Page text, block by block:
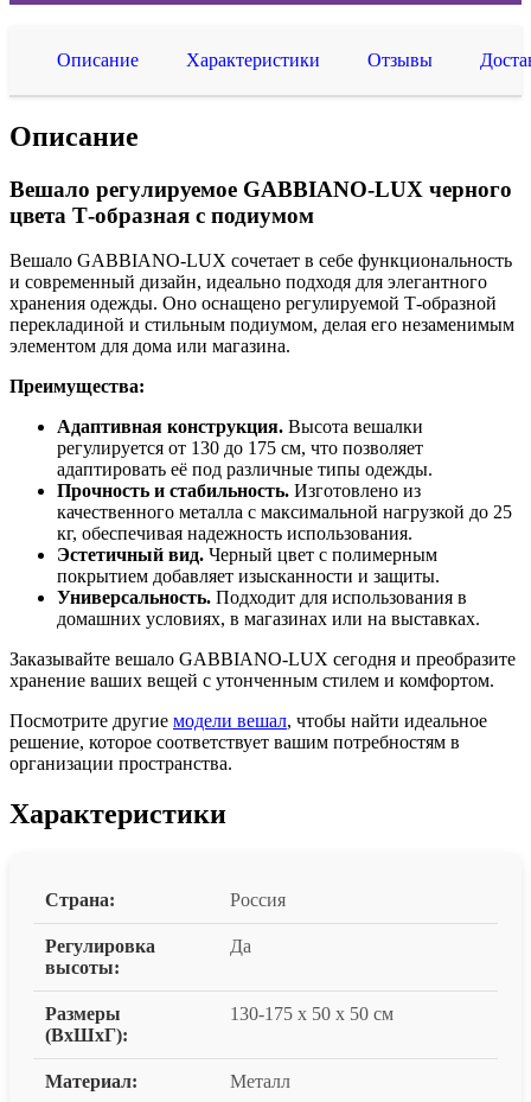
Описание Характеристики Отзывы
Описание
Вешало регулируемое GABBIANO-LUX черного
цвета Т-образная с подиумом
Вешало GABBIANO-LUX сочетает в себе функциональность
и современный дизайн, идеально подходя для элегантного
хранения одежды. Оно оснащено регулируемой Т-образной
перекладиной и стильным подиумом, делая его незаменимым
элементом для дома или магазина.
Преимущества:
Адаптивная конструкция. Высота вешалки
регулируется от 130 до 175 см, что позволяет
адаптировать её под различные типы одежды.
Прочность и стабильность. Изготовлено из
качественного металла с максимальной нагрузкой до 25
кг, обеспечивая надежность использования.
Эстетичный вид. Черный цвет с полимерным
покрытием добавляет изысканности и защиты.
Универсальность. Подходит для использования в
домашних условиях, в магазинах или на выставках.
Заказывайте вешало GABBIANO-LUX сегодня и преобразите
хранение ваших вещей с утонченным стилем и комфортом.
Посмотрите другие модели вешал, чтобы найти идеальное
решение, которое соответствует вашим потребностям в
организации пространства.
Характеристики
Страна: Россия
Регулировка
высоты:
Да
Размеры
(ВxШxГ):
130-175 x 50 x 50 см
Материал: Металл